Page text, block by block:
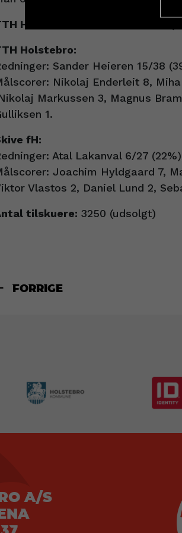
Holstebro # Skive fH 29-24
Holstebro:
Sander Heieren 15/38
Nikolaj Enderleit 8,
Markussen 3, Magnus
1.
fH:
Atal Lakanval 6/27
Joachim Hyldgaard 7,
Vlastos 2, Daniel Lund 2,
tilskuere: 3250 (udsolgt)
FORRIGE
A/S